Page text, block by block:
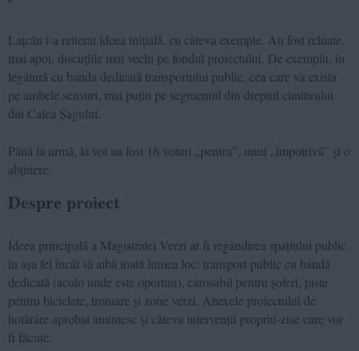
Lațcău i-a reiterat ideea inițială, cu câteva exemple. Au fost reluate,
mai apoi, discuțiile mai vechi pe fondul proiectului. De exemplu, în
legătură cu banda dedicată transportului public, cea care va exista
pe ambele sensuri, mai puțin pe segmentul din dreptul cimitirului
din Calea Șagului.
Până la urmă, la vot au fost 16 voturi „pentru”, unul „împotrivă” și o
abținere.
Despre proiect
Ideea principală a Magistralei Verzi ar fi regândirea spațiului public
în așa fel încât să aibă toată lumea loc: transport public cu bandă
dedicată (acolo unde este oportun), carosabil pentru șoferi, piste
pentru biciclete, trotuare și zone verzi. Anexele proiectului de
hotărâre aprobat amintesc și câteva intervenții propriu-zise care vor
fi făcute: